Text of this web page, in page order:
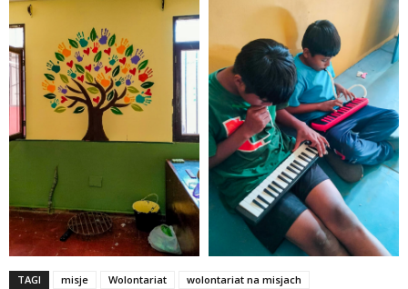
TAGI misje Wolontariat wolontariat na misjach